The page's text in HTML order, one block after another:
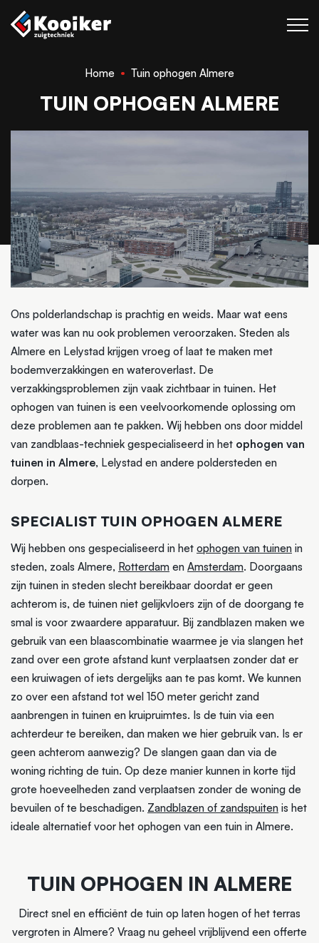
Blaastechniek
Werken bij
Contact
Home Tuin ophogen Almere
TUIN OPHOGEN ALMERE
Ons polderlandschap is prachtig en weids. Maar wat eens
water was kan nu ook problemen veroorzaken. Steden als
Almere en Lelystad krijgen vroeg of laat te maken met
bodemverzakkingen en wateroverlast. De
verzakkingsproblemen zijn vaak zichtbaar in tuinen. Het
ophogen van tuinen is een veelvoorkomende oplossing om
deze problemen aan te pakken. Wij hebben ons door middel
van zandblaas-techniek gespecialiseerd in het ophogen van
tuinen in Almere, Lelystad en andere poldersteden en
dorpen.
SPECIALIST TUIN OPHOGEN ALMERE
Wij hebben ons gespecialiseerd in het ophogen van tuinen in
steden, zoals Almere, Rotterdam en Amsterdam. Doorgaans
zijn tuinen in steden slecht bereikbaar doordat er geen
achterom is, de tuinen niet gelijkvloers zijn of de doorgang te
smal is voor zwaardere apparatuur. Bij zandblazen maken we
gebruik van een blaascombinatie waarmee je via slangen het
zand over een grote afstand kunt verplaatsen zonder dat er
een kruiwagen of iets dergelijks aan te pas komt. We kunnen
zo over een afstand tot wel 150 meter gericht zand
aanbrengen in tuinen en kruipruimtes. Is de tuin via een
achterdeur te bereiken, dan maken we hier gebruik van. Is er
geen achterom aanwezig? De slangen gaan dan via de
woning richting de tuin. Op deze manier kunnen in korte tijd
grote hoeveelheden zand verplaatsen zonder de woning de
bevuilen of te beschadigen. Zandblazen of zandspuiten is het
ideale alternatief voor het ophogen van een tuin in Almere.
TUIN OPHOGEN IN ALMERE
Direct snel en efficiënt de tuin op laten hogen of het terras
vergroten in Almere? Vraag nu geheel vrijblijvend een offerte